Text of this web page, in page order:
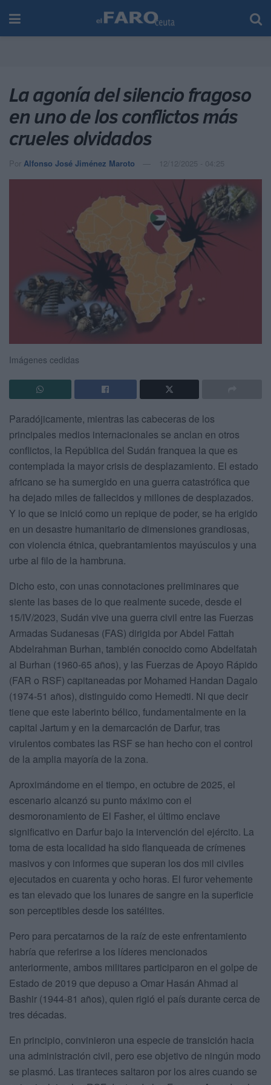
La agonía del silencio fragoso
en uno de los conflictos más
crueles olvidados
Por Alfonso José Jiménez Maroto 12/12/2025 - 04:25
Imágenes cedidas
Paradójicamente, mientras las cabeceras de los
principales medios internacionales se anclan en otros
conflictos, la República del Sudán franquea la que es
contemplada la mayor crisis de desplazamiento. El estado
africano se ha sumergido en una guerra catastrófica que
ha dejado miles de fallecidos y millones de desplazados.
Y lo que se inició como un repique de poder, se ha erigido
en un desastre humanitario de dimensiones grandiosas,
con violencia étnica, quebrantamientos mayúsculos y una
urbe al filo de la hambruna.
Dicho esto, con unas connotaciones preliminares que
siente las bases de lo que realmente sucede, desde el
15/IV/2023, Sudán vive una guerra civil entre las Fuerzas
Armadas Sudanesas (FAS) dirigida por Abdel Fattah
Abdelrahman Burhan, también conocido como Abdelfatah
al Burhan (1960-65 años), y las Fuerzas de Apoyo Rápido
(FAR o RSF) capitaneadas por Mohamed Handan Dagalo
(1974-51 años), distinguido como Hemedti. Ni que decir
tiene que este laberinto bélico, fundamentalmente en la
capital Jartum y en la demarcación de Darfur, tras
virulentos combates las RSF se han hecho con el control
de la amplia mayoría de la zona.
Aproximándome en el tiempo, en octubre de 2025, el
escenario alcanzó su punto máximo con el
desmoronamiento de El Fasher, el último enclave
significativo en Darfur bajo la intervención del ejército. La
toma de esta localidad ha sido flanqueada de crímenes
masivos y con informes que superan los dos mil civiles
ejecutados en cuarenta y ocho horas. El furor vehemente
es tan elevado que los lunares de sangre en la superficie
son perceptibles desde los satélites.
Pero para percatarnos de la raíz de este enfrentamiento
habría que referirse a los líderes mencionados
anteriormente, ambos militares participaron en el golpe de
Estado de 2019 que depuso a Omar Hasán Ahmad al
Bashir (1944-81 años), quien rigió el país durante cerca de
tres décadas.
En principio, convinieron una especie de transición hacia
una administración civil, pero ese objetivo de ningún modo
se plasmó. Las tiranteces saltaron por los aires cuando se